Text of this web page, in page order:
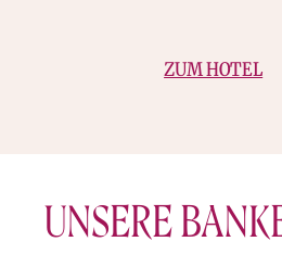
ZUM HOTEL
UNSERE